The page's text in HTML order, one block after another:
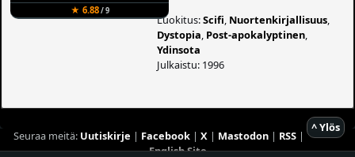
★ 6.88/ 9
Luokitus:Scifi Nuortenkirjallisuus
Dystopia Post-apokalyptinen
Ydinsota
Julkaistu: 1996
^ Ylös
Seuraa meitä: Uutiskirje | Facebook| X | Mastodon| RSS|
English Site